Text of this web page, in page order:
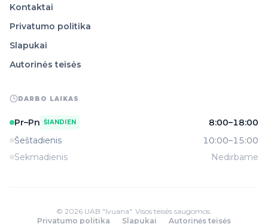
Kontaktai
Privatumo politika
Slapukai
Autorinės teisės
DARBO LAIKAS
Pr–Pn ŠIANDIEN
8:00–18:00
Šeštadienis
10:00–15:00
Sekmadienis
Nedirbame
© 2026 UAB "Ivuana". Visos teisės saugomos.
Privatumo politika
Slapukai Autorinės teisės